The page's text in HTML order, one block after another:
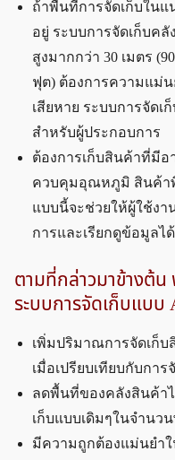
ถ้าพื้นที่การจัดเก็บใน
อยู่ ระบบการจัดเก็บค
สูงมากกว่า 30 เมตร
ฟุต) ต้องการความแม่
เสียหาย ระบบการจัดเ
สำหรับผู้ประกอบการ
ต้องการเก็บสินค้าที่มีอ
ควบคุมอุณหภูมิ สินค้าพิ
แบบนี้จะช่วยให้ผู้ใช้ง
การและเรียกดูข้อมูลไ
ตามที่กล่าวมาข้างต้น
ระบบการจัดเก็บแบบ
เพิ่มปริมาณการจัดเก็บ
เมื่อเปรียบเทียบกับกา
ลดพื้นที่ของคลังสินค้าไ
เก็บแบบเดิมๆในจำนว
มีความถูกต้องแม่นยำ